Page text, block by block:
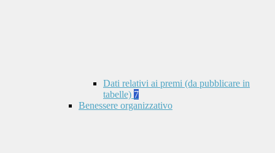
Dati relativi ai premi (da pubblicare in
tabelle) 7
Benessere organizzativo